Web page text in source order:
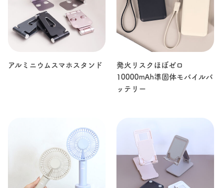
アルミニウムスマホスタンド
発火リスクほぼゼロ
10000mAh準固体モバイルバ
ッテリー